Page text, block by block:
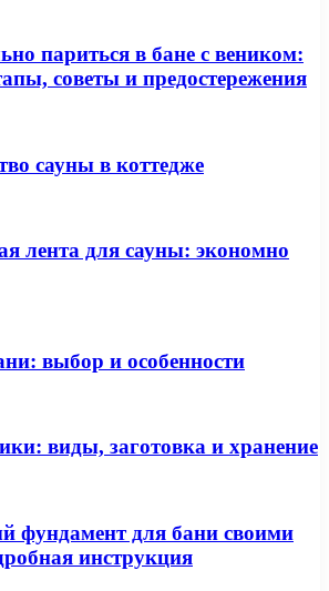
париться в бане с веником:
советы и предостережения
сауны в коттедже
лента для сауны: экономно
выбор и особенности
виды, заготовка и хранение
фундамент для бани своими
инструкция